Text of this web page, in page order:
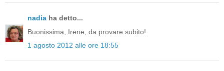
nadia ha detto...
Buonissima, Irene, da provare subito!
1 agosto 2012 alle ore 18:55